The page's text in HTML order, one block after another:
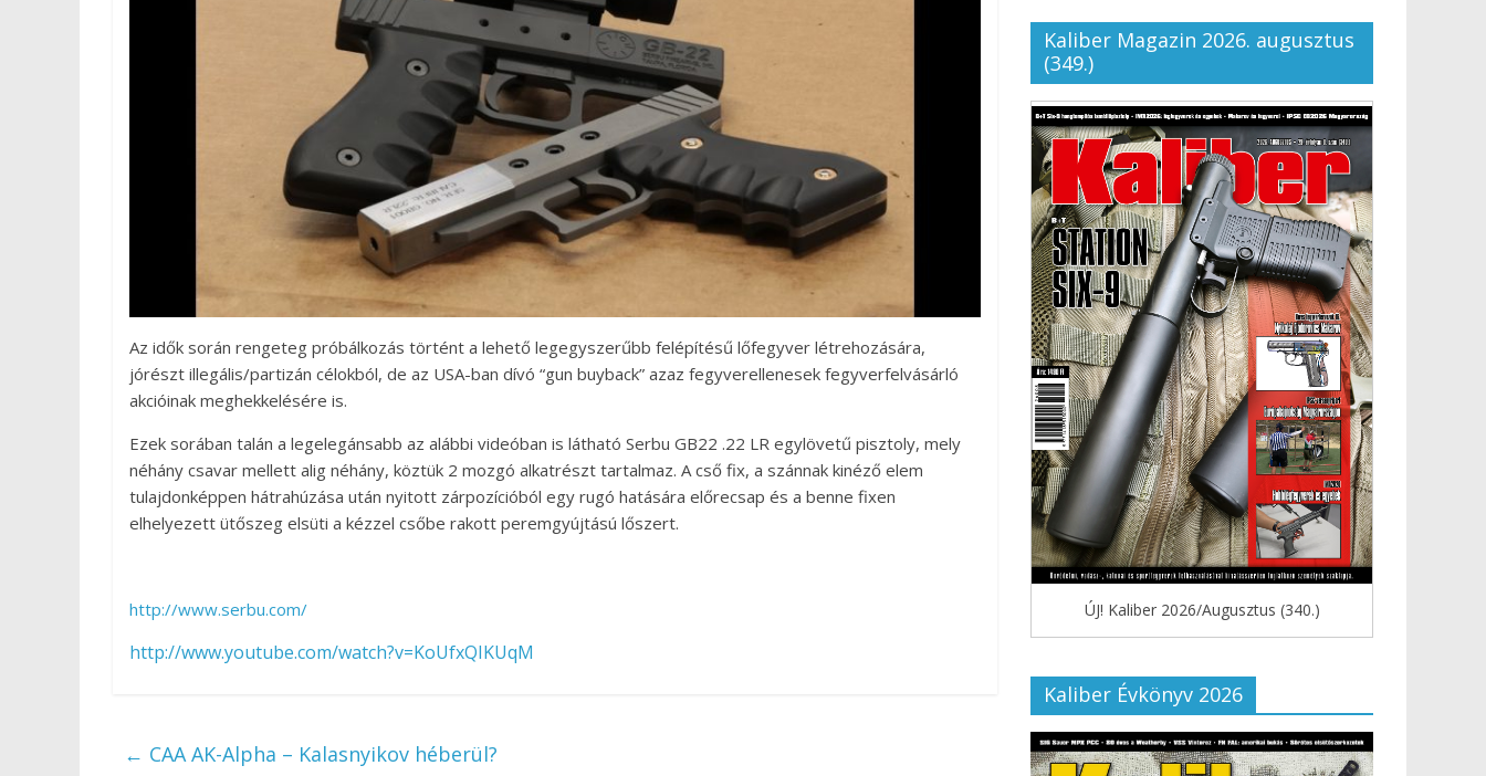
Az idők során rengeteg próbálkozás történt a lehető legegyszerűbb felépítésű lőfegyver létrehozására,
jórészt illegális/partizán célokból, de az USA-ban dívó “gun buyback” azaz fegyverellenesek fegyverfelvásárló
akcióinak meghekkelésére is.
Ezek sorában talán a legelegánsabb az alábbi videóban is látható Serbu GB22 .22 LR egylövetű pisztoly, mely
néhány csavar mellett alig néhány, köztük 2 mozgó alkatrészt tartalmaz. A cső fix, a szánnak kinéző elem
tulajdonképpen hátrahúzása után nyitott zárpozícióból egy rugó hatására előrecsap és a benne fixen
elhelyezett ütőszeg elsüti a kézzel csőbe rakott peremgyújtású lőszert.
http://www.serbu.com/
http://www.youtube.com/watch?v=KoUfxQIKUqM
← CAA AK-Alpha – Kalasnyikov héberül?
Kaliber Magazin 2026. augusztus
(349.)
ÚJ! Kaliber 2026/Augusztus (340.)
Kaliber Évkönyv 2026